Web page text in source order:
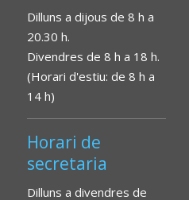
Dilluns a dijous de 8 h a
20.30 h.
Divendres de 8 h a 18 h.
(Horari d'estiu: de 8 h a
14 h)
Horari de
secretaria
Dilluns a divendres de